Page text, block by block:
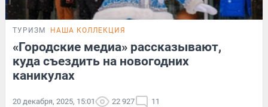
ТУРИЗМ НАША КОЛЛЕКЦИЯ
«Городские медиа» рассказывают,
куда съездить на новогодних
каникулах
20 декабря, 2025, 15:01 22 927 11